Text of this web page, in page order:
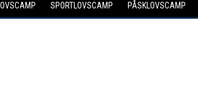
SPORTLOVSCAMP PÅSKLOVSCAMP